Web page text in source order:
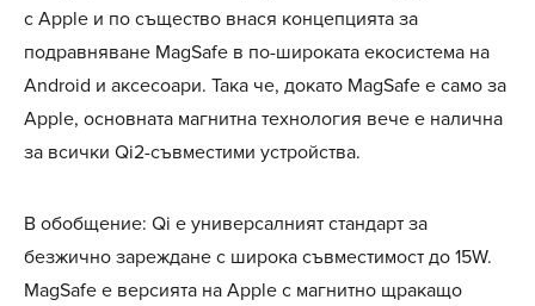
с Apple и по същество внася концепцията за
подравняване MagSafe в по-широката екосистема на
Android и аксесоари. Така че, докато MagSafe е само за
Apple, основната магнитна технология вече е налична
за всички Qi2-съвместими устройства.
В обобщение: Qi е универсалният стандарт за
безжично зареждане с широка съвместимост до 15W.
MagSafe е версията на Apple с магнитно щракащо